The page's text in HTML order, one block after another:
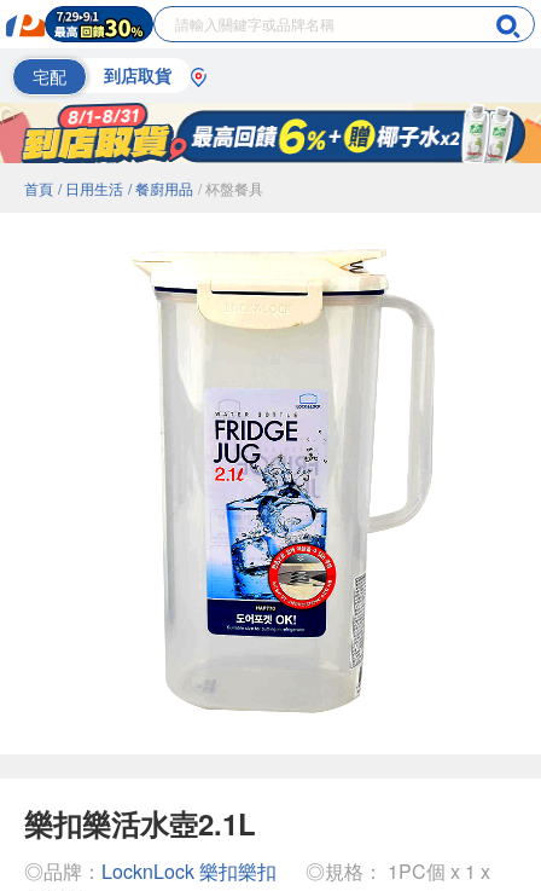
宅配 到店取貨
首頁 / 日用生活 / 餐廚用品 / 杯盤餐具
樂扣樂活水壺2.1L
◎品牌： LocknLock 樂扣樂扣
◎規格： 1PC個 x 1 x